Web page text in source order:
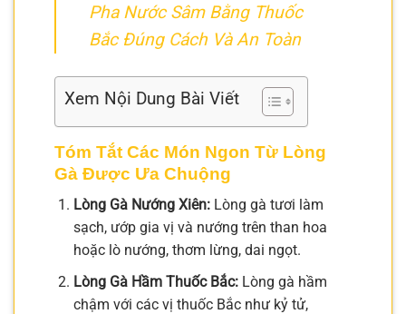
Pha Nước Sâm Bằng Thuốc
Bắc Đúng Cách Và An Toàn
Xem Nội Dung Bài Viết
Tóm Tắt Các Món Ngon Từ Lòng
Gà Được Ưa Chuộng
Lòng Gà Nướng Xiên:Lòng gà tươi làm
sạch, ướp gia vị và nướng trên than hoa
hoặc lò nướng, thơm lừng, dai ngọt.
Lòng Gà Hầm Thuốc Bắc:Lòng gà hầm
chậm với các vị thuốc Bắc như kỷ tử,